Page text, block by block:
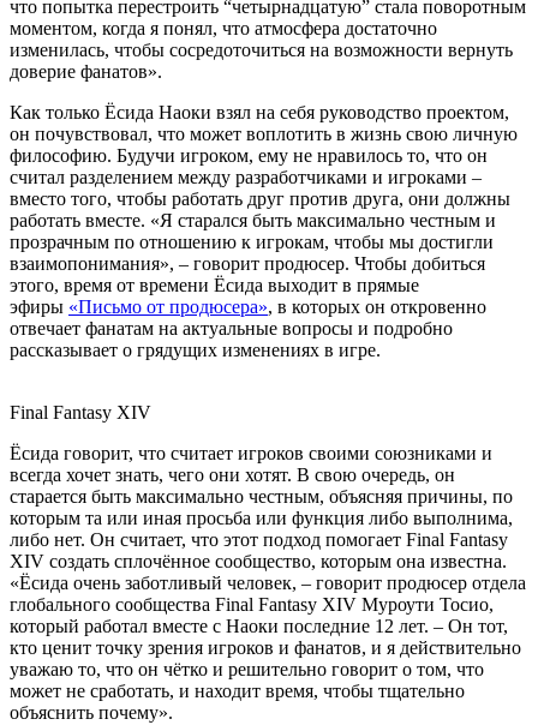
что попытка перестроить “четырнадцатую” стала поворотным
моментом, когда я понял, что атмосфера достаточно
изменилась, чтобы сосредоточиться на возможности вернуть
доверие фанатов».
Как только Ёсида Наоки взял на себя руководство проектом,
он почувствовал, что может воплотить в жизнь свою личную
философию. Будучи игроком, ему не нравилось то, что он
считал разделением между разработчиками и игроками –
вместо того, чтобы работать друг против друга, они должны
работать вместе. «Я старался быть максимально честным и
прозрачным по отношению к игрокам, чтобы мы достигли
взаимопонимания», – говорит продюсер. Чтобы добиться
этого, время от времени Ёсида выходит в прямые
эфиры «Письмо от продюсера», в которых он откровенно
отвечает фанатам на актуальные вопросы и подробно
рассказывает о грядущих изменениях в игре.
Final Fantasy XIV
Ёсида говорит, что считает игроков своими союзниками и
всегда хочет знать, чего они хотят. В свою очередь, он
старается быть максимально честным, объясняя причины, по
которым та или иная просьба или функция либо выполнима,
либо нет. Он считает, что этот подход помогает Final Fantasy
XIV создать сплочённое сообщество, которым она известна.
«Ёсида очень заботливый человек, – говорит продюсер отдела
глобального сообщества Final Fantasy XIV Муроути Тосио,
который работал вместе с Наоки последние 12 лет. – Он тот,
кто ценит точку зрения игроков и фанатов, и я действительно
уважаю то, что он чётко и решительно говорит о том, что
может не сработать, и находит время, чтобы тщательно
объяснить почему».